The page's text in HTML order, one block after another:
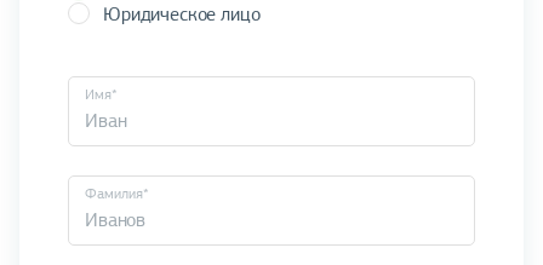
Юридическое лицо
Имя*
Фамилия*